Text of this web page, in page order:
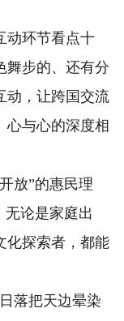
环节看点十
舞步的、还有分
动，让跨国交流
心与心的深度相
放”的惠民理
无论是家庭出
化探索者，都能
落把天边晕染